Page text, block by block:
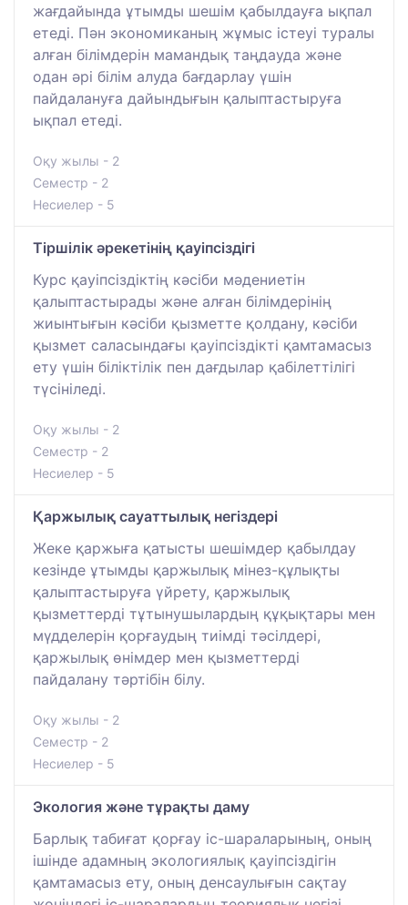
жағдайында ұтымды шешім қабылдауға ықпал
етеді. Пән экономиканың жұмыс істеуі туралы
алған білімдерін мамандық таңдауда және
одан әрі білім алуда бағдарлау үшін
пайдалануға дайындығын қалыптастыруға
ықпал етеді.
Оқу жылы - 2
Семестр - 2
Несиелер - 5
Тіршілік әрекетінің қауіпсіздігі
Курс қауіпсіздіктің кәсіби мәдениетін
қалыптастырады және алған білімдерінің
жиынтығын кәсіби қызметте қолдану, кәсіби
қызмет саласындағы қауіпсіздікті қамтамасыз
ету үшін біліктілік пен дағдылар қабілеттілігі
түсініледі.
Оқу жылы - 2
Семестр - 2
Несиелер - 5
Қаржылық сауаттылық негіздері
Жеке қаржыға қатысты шешімдер қабылдау
кезінде ұтымды қаржылық мінез-құлықты
қалыптастыруға үйрету, қаржылық
қызметтерді тұтынушылардың құқықтары мен
мүдделерін қорғаудың тиімді тәсілдері,
қаржылық өнімдер мен қызметтерді
пайдалану тәртібін білу.
Оқу жылы - 2
Семестр - 2
Несиелер - 5
Экология және тұрақты даму
Барлық табиғат қорғау іс-шараларының, оның
ішінде адамның экологиялық қауіпсіздігін
қамтамасыз ету, оның денсаулығын сақтау